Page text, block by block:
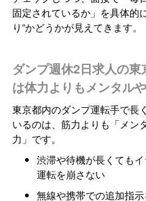
固定されているか」を具体的
り”かどうかが見えてきます。
ダンプ週休2日求人の
は体力よりもメンタル
東京都内のダンプ運転手で長
いるのは、筋力よりも「メン
力」です。
渋滞や待機が長くても
運転を崩さない
無線や携帯での追加指